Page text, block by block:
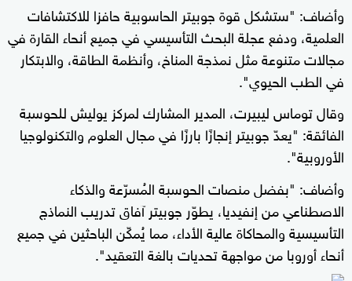
وأضاف: "ستشكل قوة جوبيتر الحاسوبية حافزا للاكتشافات
العلمية، ودفع عجلة البحث التأسيسي في جميع أنحاء القارة في
مجالات متنوعة مثل نمذجة المناخ، وأنظمة الطاقة، والابتكار
في الطب الحيوي".
وقال توماس ليبيرت، المدير المشارك لمركز يوليش للحوسبة
الفائقة: "يعدّ جوبيتر إنجازًا بارزًا في مجال العلوم والتكنولوجيا
الأوروبية".
وأضاف: "بفضل منصات الحوسبة المُسرّعة والذكاء
الاصطناعي من إنفيديا، يطوّر جوبيتر آفاق تدريب النماذج
التأسيسية والمحاكاة عالية الأداء، مما يُمكّن الباحثين في جميع
أنحاء أوروبا من مواجهة تحديات بالغة التعقيد".